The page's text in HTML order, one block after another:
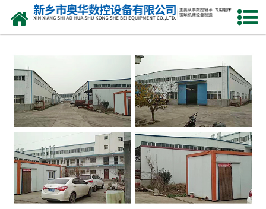
网站首页
新闻中心
关于我们
荣誉资质
人才招聘